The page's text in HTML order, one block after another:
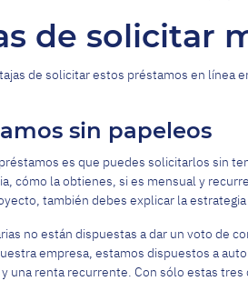
de solicitar
de solicitar estos préstamos en línea
sin papeleos
es que puedes solicitarlos sin
cómo la obtienes, si es mensual y
también debes explicar la
no están dispuestas a dar un voto de
empresa, estamos dispuestos a
y una renta recurrente. Con sólo estas